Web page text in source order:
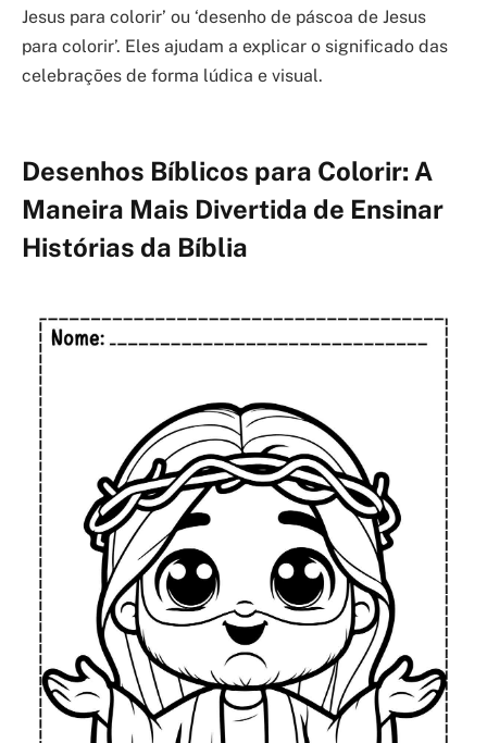
Jesus para colorir’ ou ‘desenho de páscoa de Jesus
para colorir’. Eles ajudam a explicar o significado das
celebrações de forma lúdica e visual.
Desenhos Bíblicos para Colorir: A
Maneira Mais Divertida de Ensinar
Histórias da Bíblia